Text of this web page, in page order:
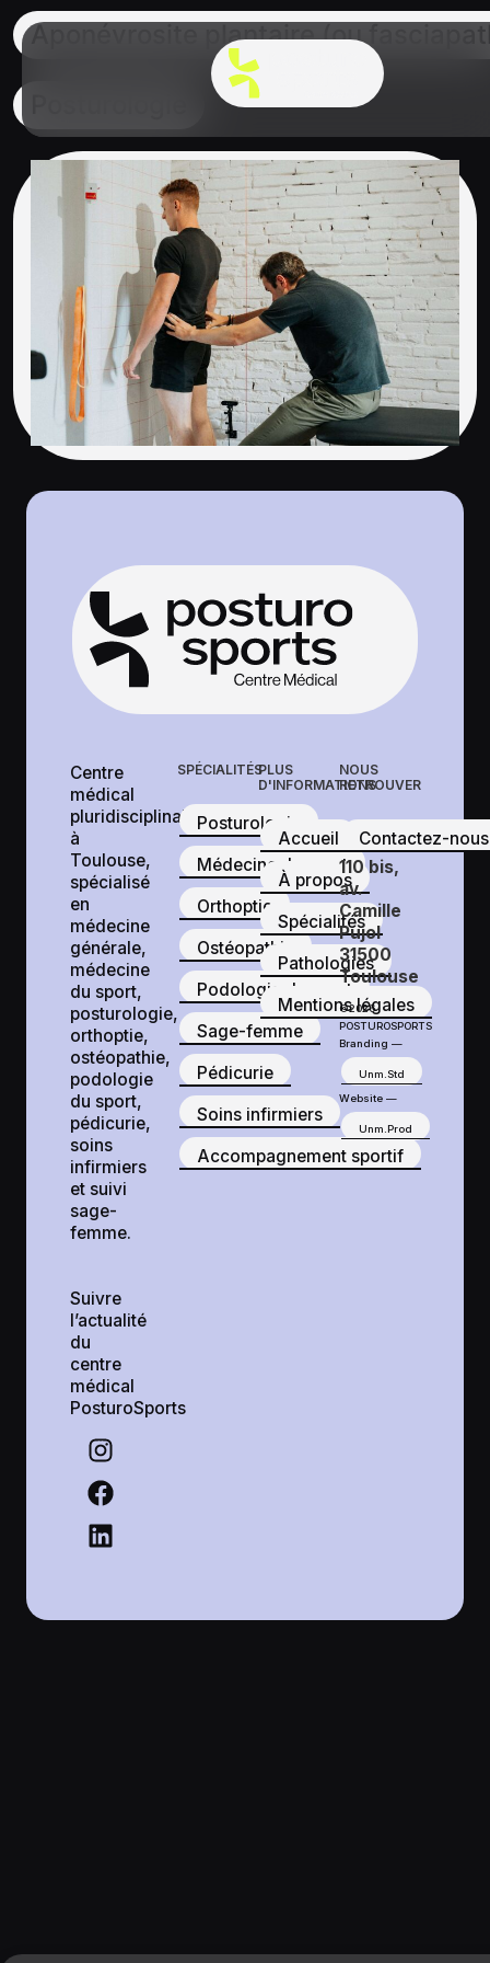
Aponévrosite plantaire (ou
Centre
médical
pluridisciplinaire
à
Toulouse,
spécialisé
en
médecine
générale,
médecine
du sport,
posturologie,
orthoptie,
ostéopathie,
podologie
du sport,
pédicurie,
soins
infirmiers
et suivi
sage-
femme.
Suivre
l’actualité
du
centre
médical
PosturoSports
SPÉCIALITÉS
Posturologie
Médecine du sport
Orthoptie
Ostéopathie
Podologie du sport
Sage-femme
Pédicurie
Soins infirmiers
Accompagnement sportif
PLUS
D'INFORMATIONS
Accueil
À propos
Spécialités
Pathologies
Mentions légales
NOUS
RETROUVER
Contactez-nous
110 bis,
av.
Camille
Pujol
31500
Toulouse
©2026
POSTUROSPORTS
Branding —
Unm.Std
Website —
Unm.Prod